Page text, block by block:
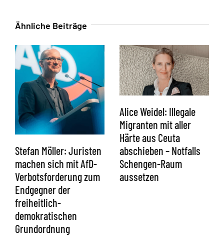
Ähnliche Beiträge
Stefan Möller: Juristen
machen sich mit AfD-
Verbotsforderung zum
Endgegner der
freiheitlich-
demokratischen
Grundordnung
Alice Weidel: Illegale
Migranten mit aller
Härte aus Ceuta
abschieben – Notfalls
Schengen-Raum
aussetzen